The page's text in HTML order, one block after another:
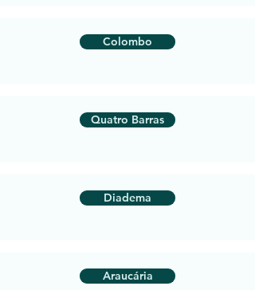
Colombo
Quatro Barras
Diadema
Araucária